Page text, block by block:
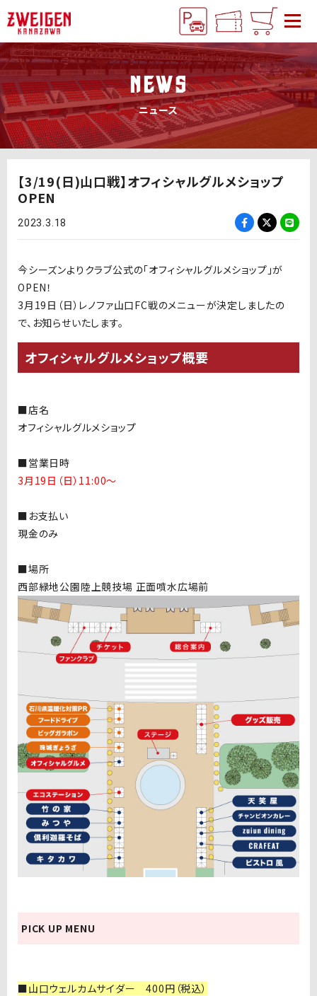
NEWS
ニュース
【3/19(日)山口戦】オフィシャルグルメショップ
OPEN
2023.3.18
今シーズンよりクラブ公式の「オフィシャルグルメショップ」が
OPEN！
3月19日（日）レノファ山口FC戦のメニューが決定しましたの
で、お知らせいたします。
オフィシャルグルメショップ概要
■店名
オフィシャルグルメショップ
■営業日時
3月19日（日）11:00〜
■お支払い
現金のみ
■場所
西部緑地公園陸上競技場 正面噴水広場前
PICK UP MENU
■山口ウェルカムサイダー 400円（税込）